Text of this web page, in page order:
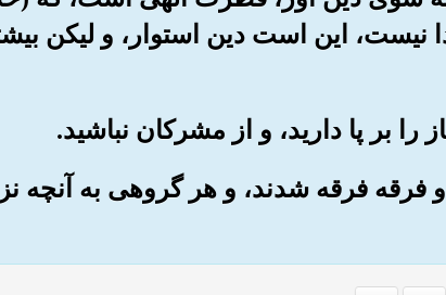
نیست، این است دین استوار، و لیکن
و فرقه فرقه شدند، و هر گروهی به آنچه